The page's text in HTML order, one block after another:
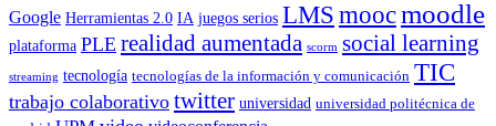
Google Herramientas 2.0 IA juegos serios LMS moocmoodle
plataforma PLE realidad aumentada scorm social learning
streaming tecnología tecnologías de la información y comunicación TIC
trabajo colaborativo twitter universidad universidad politécnica de